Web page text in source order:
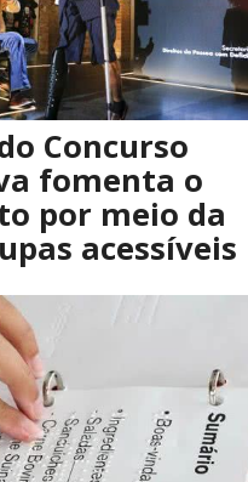
Concurso
fomenta o
por meio da
acessíveis